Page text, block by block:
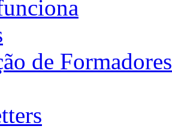
de Formadores